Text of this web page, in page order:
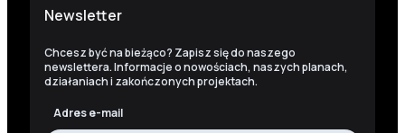
Newsletter
Chcesz być na bieżąco? Zapisz się do naszego
newslettera. Informacje o nowościach, naszych planach,
działaniach i zakończonych projektach.
Adres e-mail